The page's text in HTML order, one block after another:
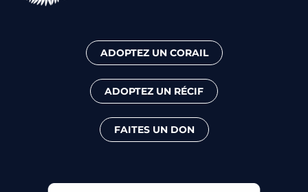
ADOPTEZ UN CORAIL
ADOPTEZ UN RÉCIF
FAITES UN DON